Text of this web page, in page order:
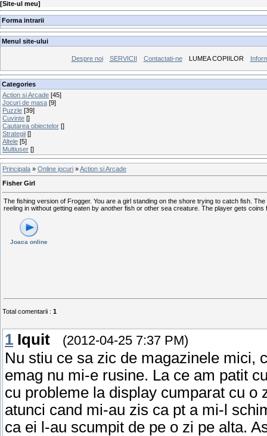
[Site-ul meu]
Forma intrarii
Menul site-ului
Despre noi SERVICII Contactati-ne LUMEA COPIILOR
Categories
Action si Arcade [45]
Jocuri de masa [9]
Puzzle [39]
Cuvinte []
Cautarea obiectelor []
Strategii []
Altele [5]
Multiuser []
Principala » Online jocuri »Action si Arcade
Fisher Girl
The fishing version of Frogger. You are a girl standing on the shore trying to catch fish.
reeling in without getting eaten by another fish or other sea creature. The player gets
Joaca online
Total comentarii : 1
1 Iquit (2012-04-25 7:37 PM)
Nu stiu ce sa zic de magazinele mici,
emag nu mi-e rusine. La ce am patit
cu probleme la display cumparat cu
atunci cand mi-au zis ca pt a mi-l
ca ei l-au scumpit de pe o zi pe alta.